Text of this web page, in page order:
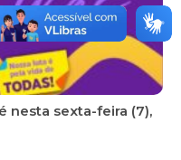
nesta sexta-feira (7),